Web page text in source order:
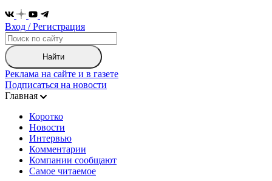
Вход / Регистрация
Найти
Реклама на сайте и в газете
Подписаться на новости
Главная
Коротко
Новости
Интервью
Комментарии
Компании сообщают
Самое читаемое